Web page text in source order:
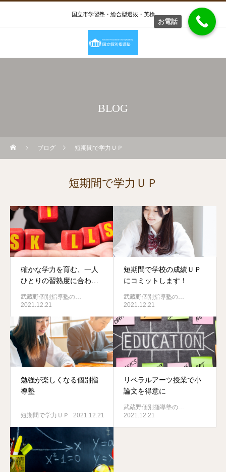
国立市学習塾・総合型選抜・英検
BLOG
ブログ 短期間で学力ＵＰ
短期間で学力ＵＰ
確かな学力を育む、一人
ひとりの習熟度に合わせ
た授業
武蔵野個別指導塾の…
2021.12.21
短期間で学校の成績ＵＰ
にコミットします！
武蔵野個別指導塾の…
2021.12.21
勉強が楽しくなる個別指
導塾
短期間で学力ＵＰ 2021.12.21
リベラルアーツ授業で小
論文を得意に
武蔵野個別指導塾の…
2021.12.21
お電話